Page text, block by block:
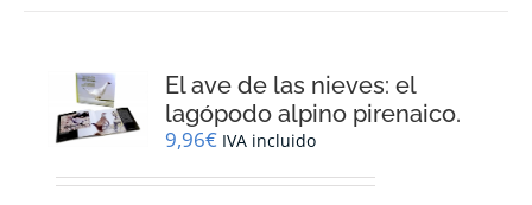
El ave de las nieves: el
lagópodo alpino pirenaico.
9,96€ IVA incluido